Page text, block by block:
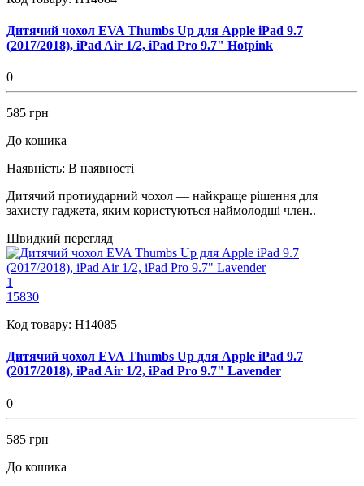
Дитячий чохол EVA Thumbs Up для Apple iPad 9.7
(2017/2018), iPad Air 1/2, iPad Pro 9.7" Hotpink
0
585 грн
До кошика
Наявність: В наявності
Дитячий протиударний чохол — найкраще рішення для
захисту гаджета, яким користуються наймолодші член..
Швидкий перегляд
1
15830
Код товару: H14085
Дитячий чохол EVA Thumbs Up для Apple iPad 9.7
(2017/2018), iPad Air 1/2, iPad Pro 9.7" Lavender
0
585 грн
До кошика